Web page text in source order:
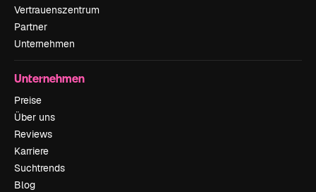
Vertrauenszentrum
Partner
Unternehmen
Unternehmen
Preise
Über uns
Reviews
Karriere
Suchtrends
Blog